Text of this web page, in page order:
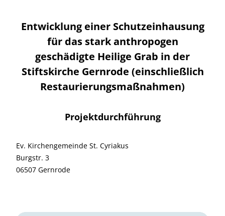
Entwicklung einer Schutzeinhausung
für das stark anthropogen
geschädigte Heilige Grab in der
Stiftskirche Gernrode (einschließlich
Restaurierungsmaßnahmen)
Projektdurchführung
Ev. Kirchengemeinde St. Cyriakus
Burgstr. 3
06507 Gernrode